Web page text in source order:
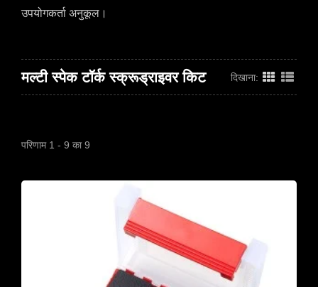
उपयोगकर्ता अनुकूल।
मल्टी स्पेक टॉर्क स्क्रूड्राइवर किट दिखाना:
परिणाम 1 - 9 का 9